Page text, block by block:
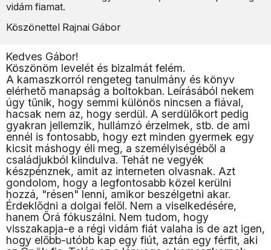
vidám fiamat.
Köszönettel Rajnai Gábor
Kedves Gábor!
Köszönöm levelét és bizalmát felém.
A kamaszkorról rengeteg tanulmány és könyv
elérhető manapság a boltokban. Leírásából nekem
úgy tűnik, hogy semmi különös nincsen a fiával,
hacsak nem az, hogy serdül. A serdülőkort pedig
gyakran jellemzik, hullámzó érzelmek, stb. de ami
ennél is fontosabb, hogy ezt minden gyermek egy
kicsit máshogy éli meg, a személyiségéből a
családjukból kiindulva. Tehát ne vegyék
készpénznek, amit az interneten olvasnak. Azt
gondolom, hogy a legfontosabb közel kerülni
hozzá, "résen" lenni, amikor beszélgetni akar.
Érdeklődni a dolgai felől. Nem a viselkedésére,
hanem Őrá fókuszálni. Nem tudom, hogy
visszakapja-e a régi vidám fiát valaha is de azt igen,
hogy előbb-utóbb kap egy fiút, aztán egy férfit, aki